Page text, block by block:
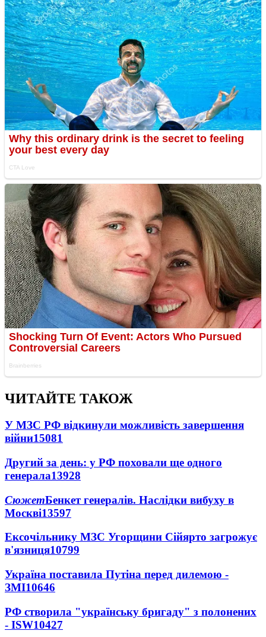
ЧИТАЙТЕ ТАКОЖ
У МЗС РФ відкинули можливість завершення
війни15081
Другий за день: у РФ поховали ще одного
генерала13928
СюжетБенкет генералів. Наслідки вибуху в
Москві13597
Ексочільнику МЗС Угорщини Сійярто загрожує
в'язниця10799
Україна поставила Путіна перед дилемою -
ЗМІ10646
РФ створила "українську бригаду" з полонених
- ISW10427